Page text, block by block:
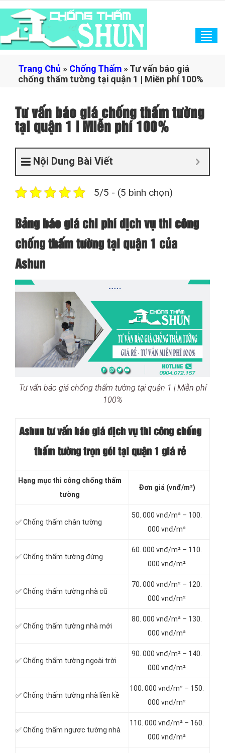
Trang Chủ » Chống Thấm »Tư vấn báo giá
chống thấm tường tại quận 1 | Miễn phí 100%
Tư vấn báo giá chống thấm tường
tại quận 1 | Miễn phí 100%
Nội Dung Bài Viết
5/5 - (5 bình chọn)
Bảng báo giá chi phí dịch vụ thi công
chống thấm tường tại quận 1 của
Ashun
Tư vấn báo giá chống thấm tường tại quận 1 | Miễn phí
100%
Ashun tư vấn báogiá dịch vụ thi công chống
thấm tường trọn gói tại quận 1 giá rẻ
Hạng mục thi công chống thấm
tường
Đơn giá (vnđ/m²)
✅ Chống thấm chân tường
50. 000 vnđ/m² – 100.
000 vnđ/m²
✅ Chống thấm tường đứng
60. 000 vnđ/m² – 110.
000 vnđ/m²
✅ Chống thấm tường nhà cũ
70. 000 vnđ/m² – 120.
000 vnđ/m²
✅ Chống thấm tường nhà mới
80. 000 vnđ/m² – 130.
000 vnđ/m²
✅ Chống thấm tường ngoài trời
90. 000 vnđ/m² – 140.
000 vnđ/m²
✅ Chống thấm tường nhà liền kề
100. 000 vnđ/m² – 150.
000 vnđ/m²
✅ Chống thấm ngược tường nhà
110. 000 vnđ/m² – 160.
000 vnđ/m²